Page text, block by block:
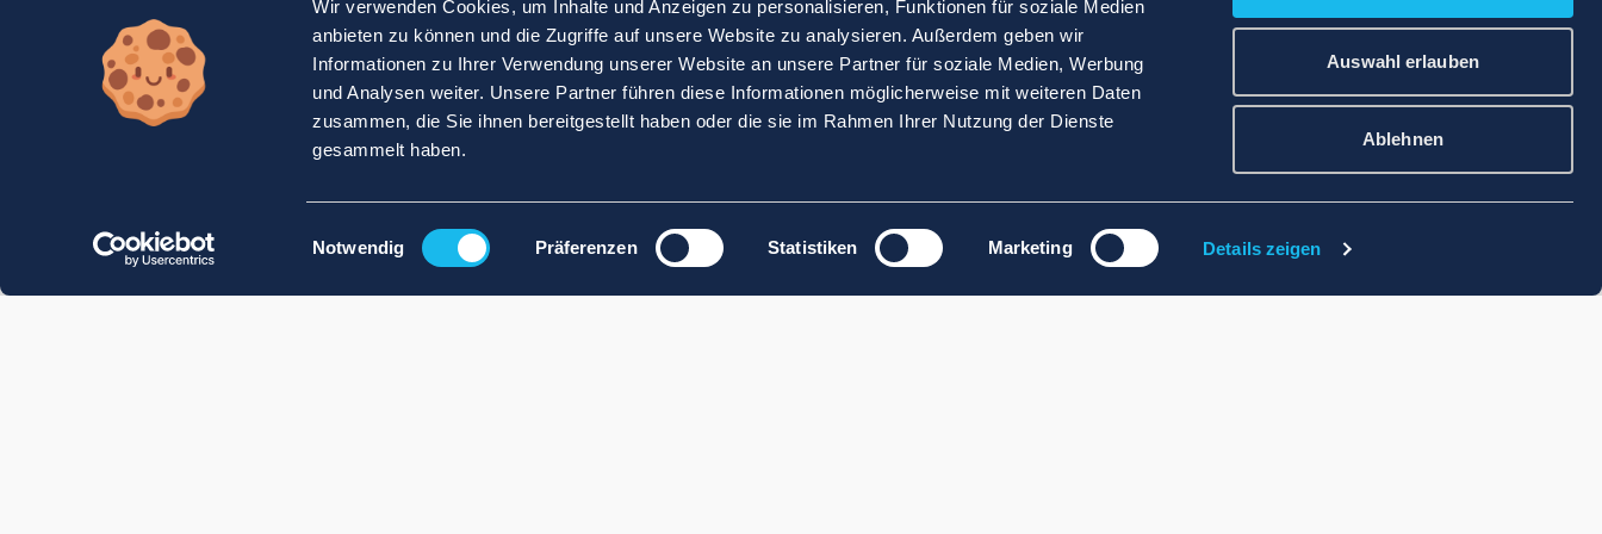
Wir verwenden Cookies, um Inhalte und Anzeigen zu personalisieren, Funktionen für soziale Medien
anbieten zu können und die Zugriffe auf unsere Website zu analysieren. Außerdem geben wir
Informationen zu Ihrer Verwendung unserer Website an unsere Partner für soziale Medien, Werbung
und Analysen weiter. Unsere Partner führen diese Informationen möglicherweise mit weiteren Daten
zusammen, die Sie ihnen bereitgestellt haben oder die sie im Rahmen Ihrer Nutzung der Dienste
gesammelt haben.
Einwilligungsauswahl
Notwendig Präferenzen Statistiken Marketing Details zeigen
Auswahl erlauben
Ablehnen